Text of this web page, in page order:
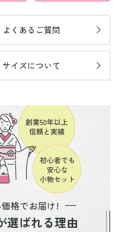
よくあるご質問
サイズについて
格でお届け!
選ばれる理由